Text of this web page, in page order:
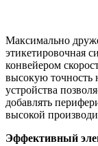
Максимально
этикетировочная
конвейером
высокую точность
устройства
добавлять
высокой
Эффективный